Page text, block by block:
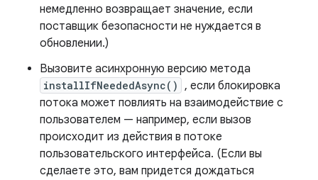
немедленно возвращает значение, если
поставщик безопасности не нуждается в
обновлении.)
Вызовите асинхронную версию метода
installIfNeededAsync() , если блокировка
потока может повлиять на взаимодействие с
пользователем — например, если вызов
происходит из действия в потоке
пользовательского интерфейса. (Если вы
сделаете это, вам придется дождаться